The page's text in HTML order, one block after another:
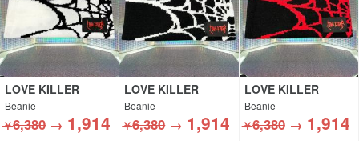
LOVE KILLER
Beanie
￥6,380 → 1,914
LOVE KILLER
Beanie
￥6,380→ 1,914
LOVE KILLER
Beanie
￥6,380→ 1,914